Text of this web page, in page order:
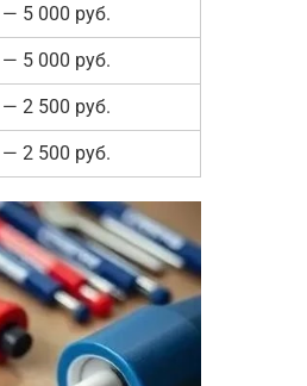
5 000 руб.
5 000 руб.
2 500 руб.
2 500 руб.